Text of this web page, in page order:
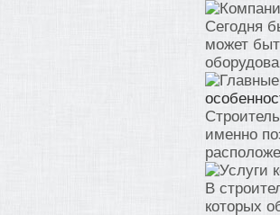
Сегодня
может
именно
В
которых